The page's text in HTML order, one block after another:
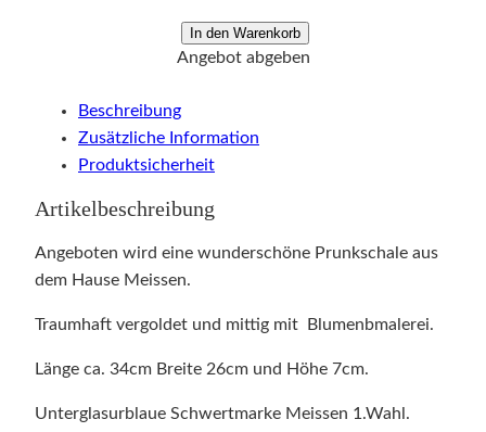
r
n
k
s
a
l
M
e
s
In den Warenkorb
Angebot abgeben
Beschreibung
Zusätzliche Information
Produktsicherheit
Artikelbeschreibung
Angeboten wird eine wunderschöne Prunkschale aus
dem Hause Meissen.
Traumhaft vergoldet und mittig mit Blumenbmalerei.
Länge ca. 34cm Breite 26cm und Höhe 7cm.
Unterglasurblaue Schwertmarke Meissen 1.Wahl.